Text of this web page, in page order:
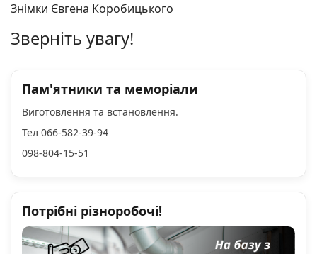
Знімки Євгена Коробицького
Зверніть увагу!
Пам'ятники та меморіали
Виготовлення та встановлення.
Тел 066-582-39-94
098-804-15-51
Потрібні різноробочі!